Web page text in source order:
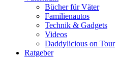
Bücher für Väter
Familienautos
Technik & Gadgets
Videos
Daddylicious on Tour
Ratgeber